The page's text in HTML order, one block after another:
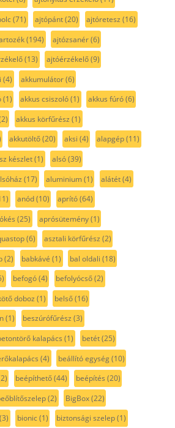
(71) ajtópánt(20) ajtóretesz (16)
(194) ajtózsanér(6)
(13) ajtóérzékelő(9)
(4) akkumulátor(6)
(1) akkus csiszoló(1) akkus fúró(6)
akkus körfűrész (1)
akkutöltő(20) aksi (4) alapgép(11)
készlet(1) alsó(39)
(17) aluminium(1) alátét(4)
anód(10) aprító(64)
(25) aprósütemény(1)
(6) asztali körfűrész (2)
(2) babkávé (1) bal oldali (18)
befogó(4) befolyócső(2)
doboz (1) belső(16)
(1) beszúrófűrész (3)
kalapács (1) betét(25)
(4) beállító egység(10)
beépíthető(44) beépítés (20)
(2) BigBox(22)
(3) bionic(1) biztonsági szelep(1)